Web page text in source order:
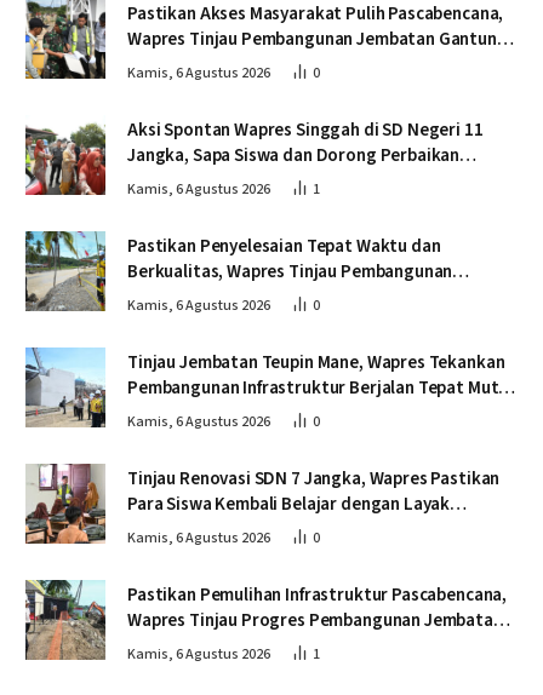
Pastikan Akses Masyarakat Pulih Pascabencana,
Wapres Tinjau Pembangunan Jembatan Gantung
Kendawi
Kamis, 6 Agustus 2026 0
Aksi Spontan Wapres Singgah di SD Negeri 11
Jangka, Sapa Siswa dan Dorong Perbaikan
Sekolah
Kamis, 6 Agustus 2026 1
Pastikan Penyelesaian Tepat Waktu dan
Berkualitas, Wapres Tinjau Pembangunan
Jembatan Lumut
Kamis, 6 Agustus 2026 0
Tinjau Jembatan Teupin Mane, Wapres Tekankan
Pembangunan Infrastruktur Berjalan Tepat Mutu
dan Tepat Waktu
Kamis, 6 Agustus 2026 0
Tinjau Renovasi SDN 7 Jangka, Wapres Pastikan
Para Siswa Kembali Belajar dengan Layak
Pascabencana
Kamis, 6 Agustus 2026 0
Pastikan Pemulihan Infrastruktur Pascabencana,
Wapres Tinjau Progres Pembangunan Jembatan
Krueng Tingkeum Bireuen
Kamis, 6 Agustus 2026 1